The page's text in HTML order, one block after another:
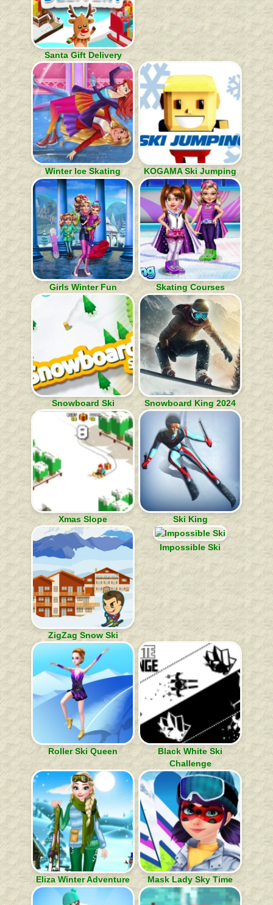
Santa Gift Delivery
Winter Ice Skating KOGAMA Ski Jumping
Girls Winter Fun Skating Courses
Snowboard Ski Snowboard King 2024
Xmas Slope Ski King
ZigZag Snow Ski
Impossible Ski
Roller Ski Queen
Black White Ski
Challenge
Eliza Winter Adventure Mask Lady Sky Time